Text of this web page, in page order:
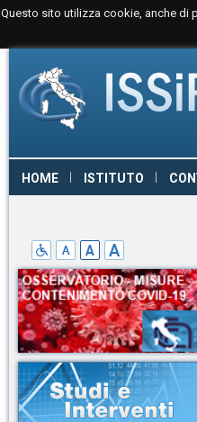
Questo sito utilizza cookie, anche di
HOME ISTITUTO